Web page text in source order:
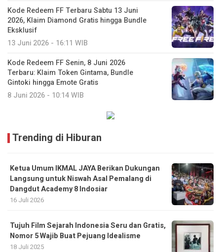
Kode Redeem FF Terbaru Sabtu 13 Juni
2026, Klaim Diamond Gratis hingga Bundle
Eksklusif
13 Juni 2026 - 16:11 WIB
Kode Redeem FF Senin, 8 Juni 2026
Terbaru: Klaim Token Gintama, Bundle
Gintoki hingga Emote Gratis
8 Juni 2026 - 10:14 WIB
Trending di Hiburan
Ketua Umum IKMAL JAYA Berikan Dukungan
Langsung untuk Niswah Asal Pemalang di
Dangdut Academy 8 Indosiar
16 Juli 2026
Tujuh Film Sejarah Indonesia Seru dan Gratis,
Nomor 5 Wajib Buat Pejuang Idealisme
18 Juli 2025